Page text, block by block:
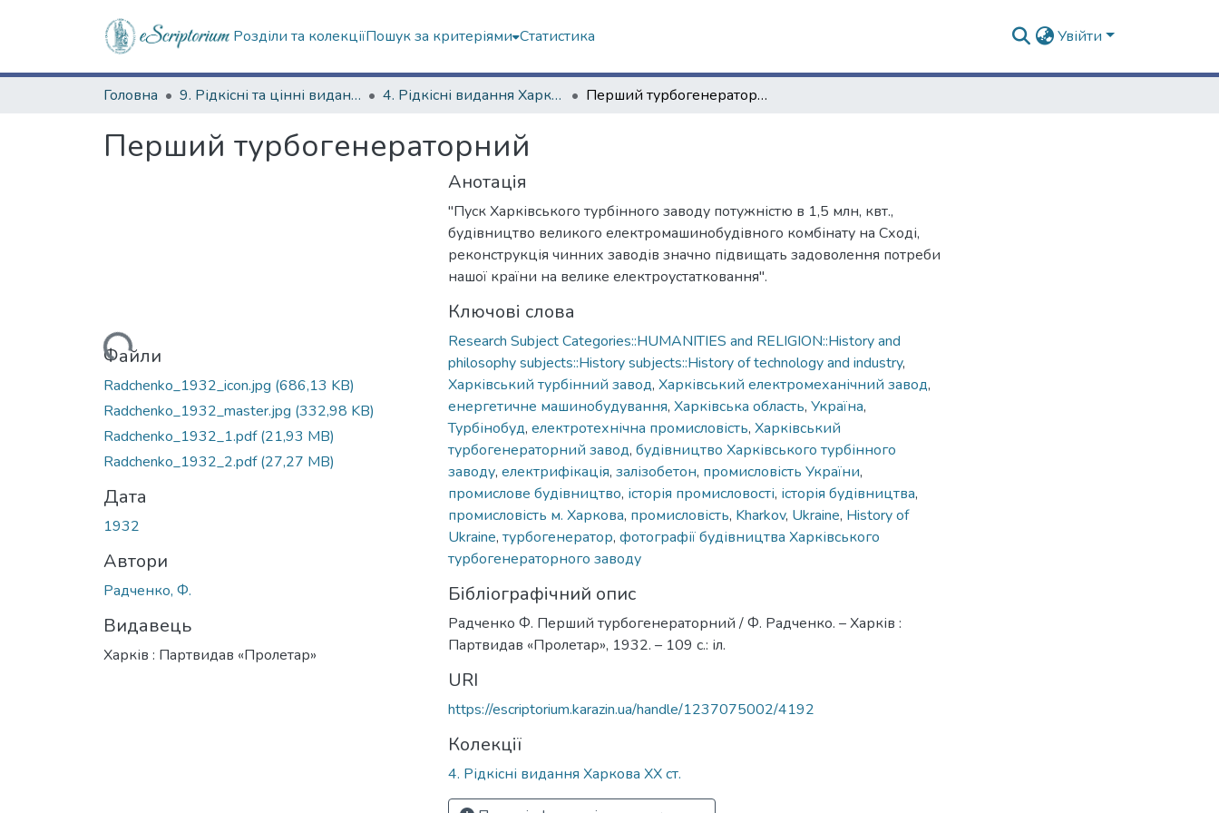
Розділи та колекціїПошук за критеріями Статистика Увійти
Головна 9. Рідкісні та цінні видання 4. Рідкісні видання Харкова ХХ ст. Перший турбогенераторний
Перший турбогенераторний
Вантажиться...Файли
Radchenko_1932_icon.jpg (686,13 KB)
Radchenko_1932_master.jpg (332,98 KB)
Radchenko_1932_1.pdf(21,93 MB)
Radchenko_1932_2.pdf(27,27 MB)
Дата
1932
Автори
Радченко, Ф.
Видавець
Харків : Партвидав «Пролетар»
Анотація
"Пуск Харківського турбінного заводу потужністю в 1,5 млн, квт.,
будівництво великого електромашинобудівного комбінату на Сході,
реконструкція чинних заводів значно підвищать задоволення потреби
нашої країни на велике електроустатковання".
Ключові слова
Research Subject Categories::HUMANITIES and RELIGION::History and
philosophy subjects::History subjects::History of technology and industry,
Харківський турбінний завод, Харківський електромеханічний завод,
енергетичне машинобудування, Харківська область, Україна,
Турбінобуд, електротехнічна промисловість, Харківський
турбогенераторний завод, будівництво Харківського турбінного
заводу, електрифікація, залізобетон, промисловість України,
промислове будівництво, історія промисловості, історія будівництва,
промисловість м. Харкова, промисловість, Kharkov, Ukraine, History of
Ukraine, турбогенератор, фотографії будівництва Харківського
турбогенераторного заводу
Бібліографічний опис
Радченко Ф. Перший турбогенераторний / Ф. Радченко. – Харків :
Партвидав «Пролетар», 1932. – 109 с.: іл.
URI
https://escriptorium.karazin.ua/handle/1237075002/4192
Колекції
4. Рідкісні видання Харкова ХХ ст.